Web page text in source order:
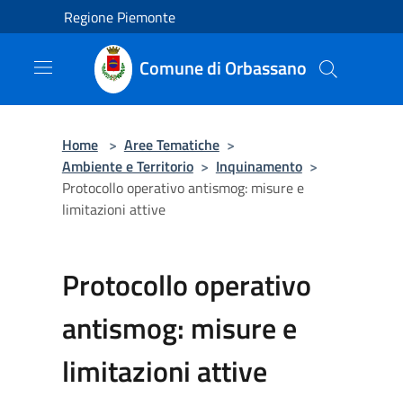
Salta al contenuto principale
Regione Piemonte
Comune di Orbassano
Home > Aree Tematiche >
Ambiente e Territorio > Inquinamento >
Protocollo operativo antismog: misure e
limitazioni attive
Protocollo operativo
antismog: misure e
limitazioni attive